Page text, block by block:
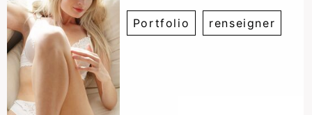
Portfolio renseigner